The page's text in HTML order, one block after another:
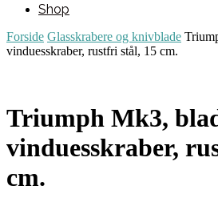
Shop
Forside Glasskrabere og knivblade
vinduesskraber, rustfri stål, 15 cm.
Triumph Mk3,
vinduesskraber,
cm.